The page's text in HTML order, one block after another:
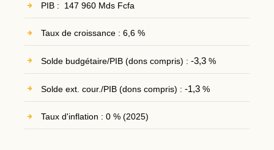
PIB : 147 960 Mds Fcfa
Taux de croissance : 6,6 %
Solde budgétaire/PIB (dons compris) : -3,3%
Solde ext. cour./PIB (dons compris) : -1,3%
Taux d'inflation : 0 % (2025)